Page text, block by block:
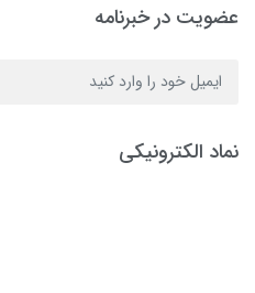
عضویت در خبرنامه
نماد الکترونیکی